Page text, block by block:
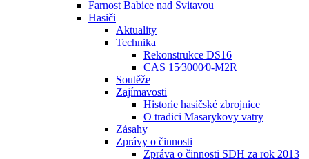
Farnost Babice nad Svitavou
Hasiči
Aktuality
Technika
Rekonstrukce DS16
CAS 15⁄3000⁄0-M2R
Soutěže
Zajímavosti
Historie hasičské zbrojnice
O tradici Masarykovy vatry
Zásahy
Zprávy o činnosti
Zpráva o činnosti SDH za rok 2013